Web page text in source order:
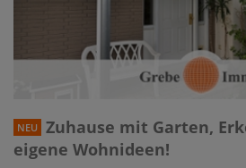
NEU
Zuhause mit Garten,
eigene Wohnideen!